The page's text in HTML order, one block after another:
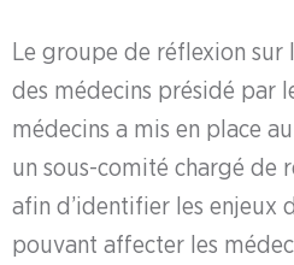
Le groupe de réflexion sur
des médecins présidé par
médecins a mis en place
un sous-comité chargé de
afin d’identifier les enjeux
pouvant affecter les